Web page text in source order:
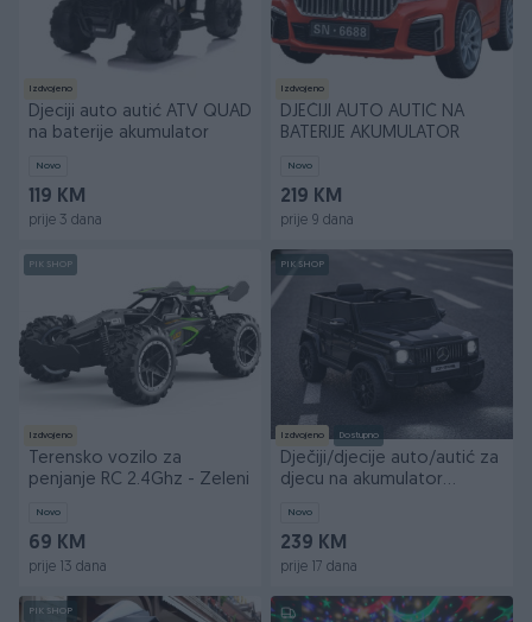
Izdvojeno
Djeciji auto autić ATV QUAD
na baterije akumulator
Novo
119 KM
prije 3 dana
Izdvojeno
DJEČIJI AUTO AUTIĆ NA
BATERIJE AKUMULATOR
Novo
219 KM
prije 9 dana
PIK SHOP
Izdvojeno
Terensko vozilo za
penjanje RC 2.4Ghz - Zeleni
Novo
69 KM
prije 13 dana
PIK SHOP
Izdvojeno Dostupno
Dječiji/djecije auto/autić za
djecu na akumulator
Novo
239 KM
prije 17 dana
PIK SHOP